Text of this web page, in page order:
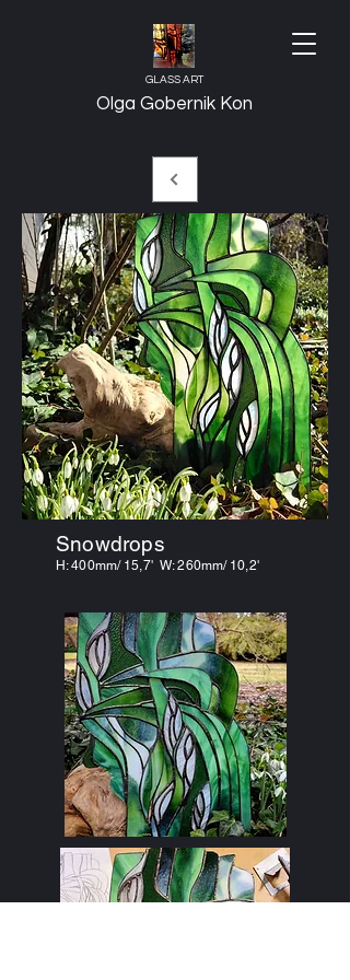
GLASS ART
Olga Gobernik Kon
Snowdrops
H: 400mm/ 15,7' W: 260mm/ 10,2'